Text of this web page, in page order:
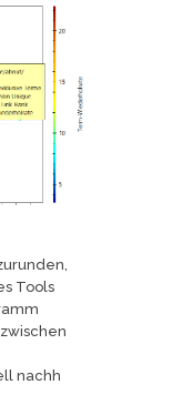
Tools
nachh